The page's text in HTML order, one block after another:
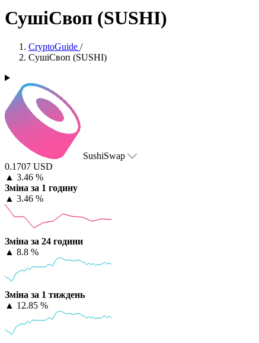
СушіСвоп (SUSHI)
CryptoGuide /
СушіСвоп (SUSHI)
SushiSwap
0.1707 USD
▲ 3.46 %
Зміна за 1 годину
▲ 3.46 %
Зміна за 24 години
▲ 8.8 %
Зміна за 1 тиждень
▲ 12.85 %